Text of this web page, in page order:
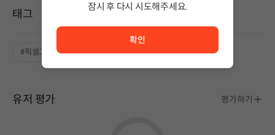
태그
#픽셀그래픽 #좋은 음악
유저 평가 평가하기
잠시 후 다시 시도해주세요.
확인